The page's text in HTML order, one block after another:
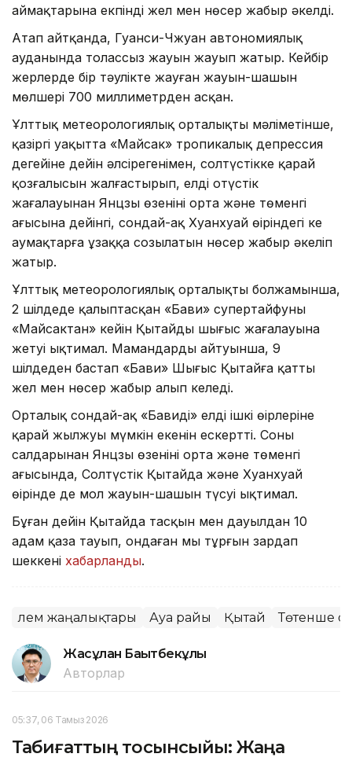
аймақтарына екпінді жел мен нөсер жаңбыр әкелді.
Атап айтқанда, Гуанси-Чжуан автономиялық
ауданында толассыз жауын жауып жатыр. Кейбір
жерлерде бір тәулікте жауған жауын-шашын
мөлшері 700 миллиметрден асқан.
Ұлттық метеорологиялық орталықтың мәліметінше,
қазіргі уақытта «Майсак» тропикалық депрессия
деңгейіне дейін әлсірегенімен, солтүстікке қарай
қозғалысын жалғастырып, елдің оңтүстік
жағалауынан Янцзы өзенінің орта және төменгі
ағысына дейінгі, сондай-ақ Хуанхуай өңіріндегі кең
аумақтарға ұзаққа созылатын нөсер жаңбыр әкеліп
жатыр.
Ұлттық метеорологиялық орталықтың болжамынша,
2 шілдеде қалыптасқан «Бави» супертайфуны
«Майсактан» кейін Қытайдың шығыс жағалауына
жетуі ықтимал. Мамандардың айтуынша, 9
шілдеден бастап «Бави» Шығыс Қытайға қатты
жел мен нөсер жаңбыр алып келеді.
Орталық сондай-ақ «Бавидің» елдің ішкі өңірлеріне
қарай жылжуы мүмкін екенін ескертті. Соның
салдарынан Янцзы өзенінің орта және төменгі
ағысында, Солтүстік Қытайда және Хуанхуай
өңірінде де мол жауын-шашын түсуі ықтимал.
Бұған дейін Қытайда тасқын мен дауылдан 10
адам қаза тауып, ондаған мың тұрғын зардап
шеккені хабарланды.
Әлем жаңалықтары Ауа райы Қытай Төтенше
Жасұлан Бақытбекұлы
Авторлар
05:37, 06 Тамыз 2026
Табиғаттың тосынсыйы: Жаңа